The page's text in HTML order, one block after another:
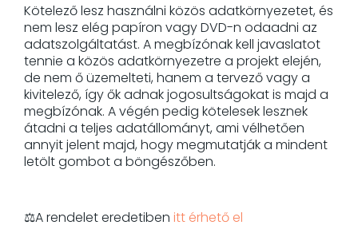
Kötelező lesz használni közös adatkörnyezetet, és
nem lesz elég papíron vagy DVD-n odaadni az
adatszolgáltatást. A megbízónak kell javaslatot
tennie a közös adatkörnyezetre a projekt elején,
de nem ő üzemelteti, hanem a tervező vagy a
kivitelező, így ők adnak jogosultságokat is majd a
megbízónak. A végén pedig kötelesek lesznek
átadni a teljes adatállományt, ami vélhetően
annyit jelent majd, hogy megmutatják a mindent
letölt gombot a böngészőben.
⚖️A rendelet eredetiben itt érhető el